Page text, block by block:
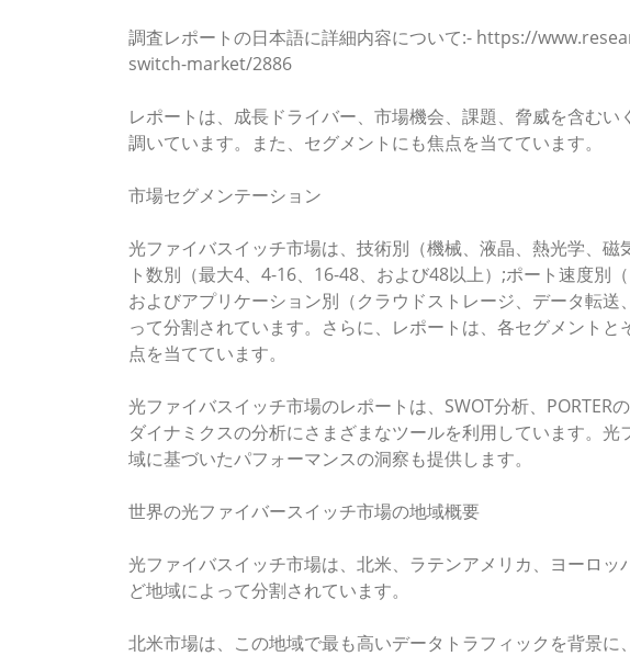
調査レポートの日本語に詳細内容について:- https://
switch-market/2886
レポートは、成長ドライバー、市場機会、課題、脅威を含む
調いています。また、セグメントにも焦点を当てています。
市場セグメンテーション
光ファイバスイッチ市場は、技術別（機械、液晶、熱光学、磁
ト数別（最大4、4-16、16-48、および48以上）;ポート速度別
およびアプリケーション別（クラウドストレージ、データ転送
って分割されています。さらに、レポートは、各セグメント
点を当てています。
光ファイバスイッチ市場のレポートは、SWOT分析、PORTER
ダイナミクスの分析にさまざまなツールを利用しています。
域に基づいたパフォーマンスの洞察も提供します。
世界の光ファイバースイッチ市場の地域概要
光ファイバスイッチ市場は、北米、ラテンアメリカ、ヨーロ
ど地域によって分割されています。
北米市場は、この地域で最も高いデータトラフィックを背景